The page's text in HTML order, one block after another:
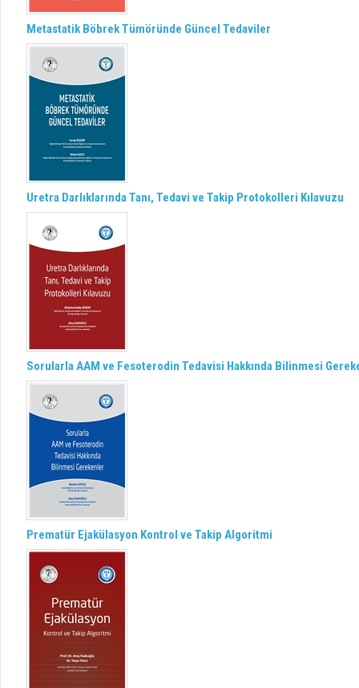
Metastatik Böbrek Tümöründe Güncel Tedaviler
Uretra Darlıklarında Tanı, Tedavi ve Takip Protokolleri Kılavuzu
Sorularla AAM ve Fesoterodin Tedavisi Hakkında Bilinmesi
Prematür Ejakülasyon Kontrol ve Takip Algoritmi